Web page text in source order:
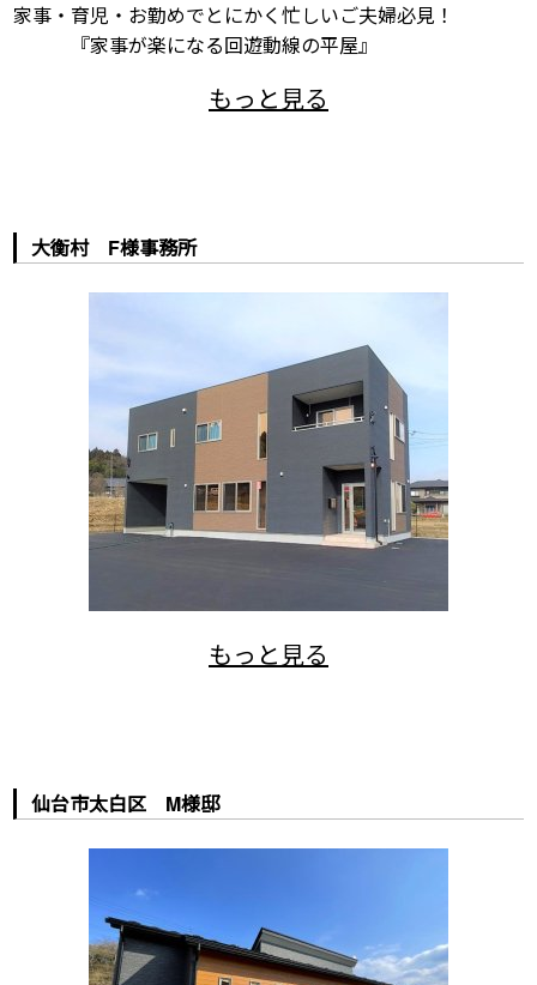
家事・育児・お勤めでとにかく忙しいご夫婦必見！
『家事が楽になる回遊動線の平屋』
大衡村 F様事務所
仙台市太白区 M様邸